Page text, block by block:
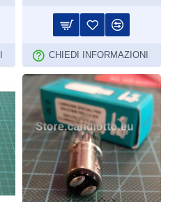
CHIEDI INFORMAZIONI